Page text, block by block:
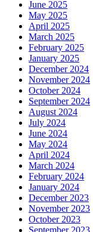
June 2025
May 2025
April 2025
March 2025
February 2025
January 2025
December 2024
November 2024
October 2024
September 2024
August 2024
July 2024
June 2024
May 2024
April 2024
March 2024
February 2024
January 2024
December 2023
November 2023
October 2023
September 2023